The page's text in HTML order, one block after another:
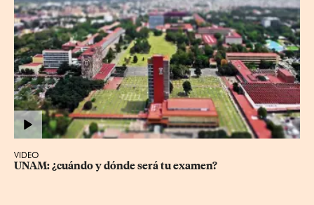
VIDEO
UNAM: ¿cuándo y dónde será tu examen?